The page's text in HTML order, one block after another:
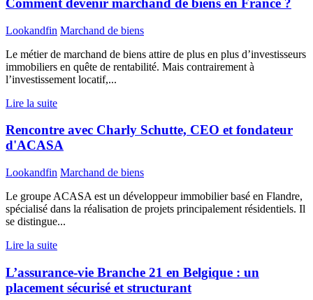
Comment devenir marchand de biens en France ?
Lookandfin Marchand de biens
Le métier de marchand de biens attire de plus en plus d’investisseurs
immobiliers en quête de rentabilité. Mais contrairement à
l’investissement locatif,...
Lire la suite
Rencontre avec Charly Schutte, CEO et fondateur
d'ACASA
Lookandfin Marchand de biens
Le groupe ACASA est un développeur immobilier basé en Flandre,
spécialisé dans la réalisation de projets principalement résidentiels. Il
se distingue...
Lire la suite
L’assurance-vie Branche 21 en Belgique : un
placement sécurisé et structurant